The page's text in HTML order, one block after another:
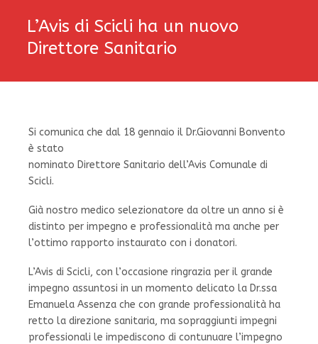
L’Avis di Scicli ha un nuovo
Direttore Sanitario
Si comunica che dal 18 gennaio il Dr.Giovanni Bonvento
è stato
nominato Direttore Sanitario dell’Avis Comunale di
Scicli.
Già nostro medico selezionatore da oltre un anno si è
distinto per impegno e professionalità ma anche per
l’ottimo rapporto instaurato con i donatori.
L’Avis di Scicli, con l’occasione ringrazia per il grande
impegno assuntosi in un momento delicato la Dr.ssa
Emanuela Assenza che con grande professionalità ha
retto la direzione sanitaria, ma sopraggiunti impegni
professionali le impediscono di contunuare l’impegno